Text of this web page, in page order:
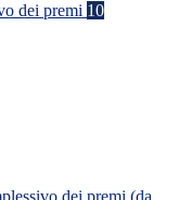
dei premi 10
dei premi (da